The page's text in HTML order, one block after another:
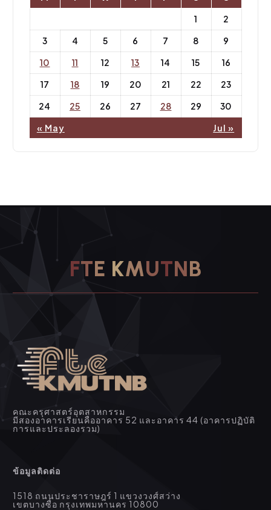
1
2
3
4 5 6 7 8
9
10
11 12 13 14 15
16
17
18 19 20 21 22
23
24
25 26 27 28 29 30
« May Jul »
FTE KMUTNB
คณะครุศาสตร์อุตสาหกรรม
มีสองอาคารเรียนคืออาคาร 52 และอาคาร 44 (อาคารปฏิบัติ
การและประลองรวม)
ข้อมูลติดต่อ
1518 ถนนประชาราษฎร์ 1 แขวงวงศ์สว่าง
เขตบางซื่อ กรุงเทพมหานคร 10800